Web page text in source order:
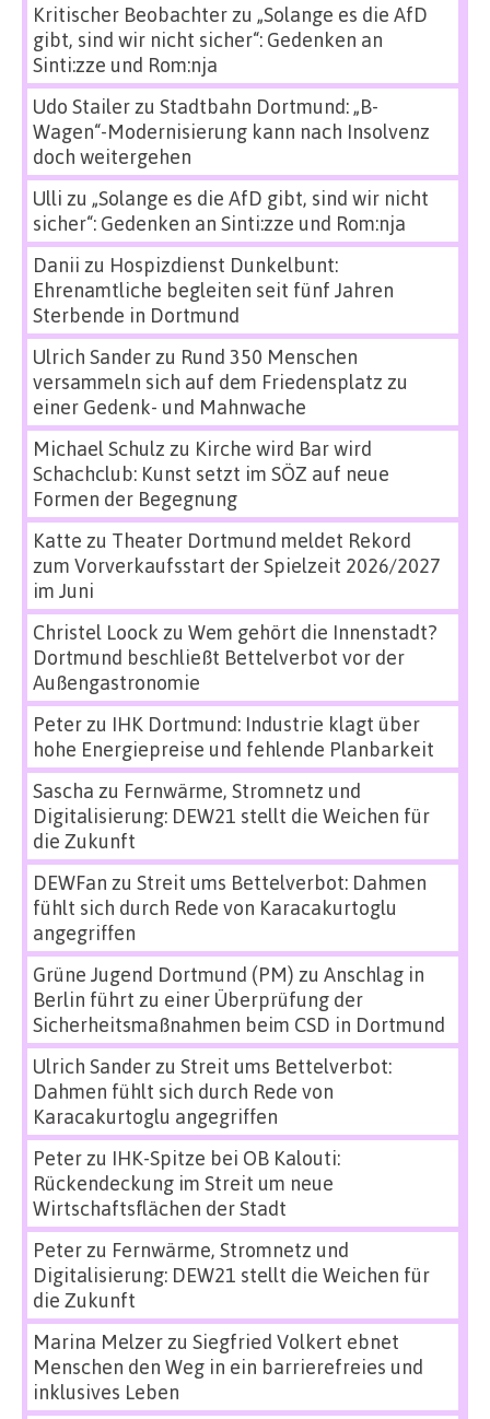
Kritischer Beobachterzu „Solange es die AfD
gibt, sind wir nicht sicher“: Gedenken an
Sinti:zze und Rom:nja
Udo Stailerzu Stadtbahn Dortmund: „B-
Wagen“-Modernisierung kann nach Insolvenz
doch weitergehen
Ulli zu „Solange es die AfD gibt, sind wir nicht
sicher“: Gedenken an Sinti:zze und Rom:nja
Danii zu Hospizdienst Dunkelbunt:
Ehrenamtliche begleiten seit fünf Jahren
Sterbende in Dortmund
Ulrich Sanderzu Rund 350 Menschen
versammeln sich auf dem Friedensplatz zu
einer Gedenk- und Mahnwache
Michael Schulz zu Kirche wird Bar wird
Schachclub: Kunst setzt im SÖZ auf neue
Formen der Begegnung
Katte zu Theater Dortmund meldet Rekord
zum Vorverkaufsstart der Spielzeit 2026/2027
im Juni
Christel Loock zu Wem gehört die Innenstadt?
Dortmund beschließt Bettelverbot vor der
Außengastronomie
Peterzu IHK Dortmund: Industrie klagt über
hohe Energiepreise und fehlende Planbarkeit
Sascha zu Fernwärme, Stromnetz und
Digitalisierung: DEW21 stellt die Weichen für
die Zukunft
DEWFan zu Streit ums Bettelverbot: Dahmen
fühlt sich durch Rede von Karacakurtoglu
angegriffen
Grüne Jugend Dortmund (PM) zu Anschlag in
Berlin führt zu einer Überprüfung der
Sicherheitsmaßnahmen beim CSD in Dortmund
Ulrich Sanderzu Streit ums Bettelverbot:
Dahmen fühlt sich durch Rede von
Karacakurtoglu angegriffen
Peterzu IHK-Spitze bei OB Kalouti:
Rückendeckung im Streit um neue
Wirtschaftsflächen der Stadt
Peterzu Fernwärme, Stromnetz und
Digitalisierung: DEW21 stellt die Weichen für
die Zukunft
Marina Melzerzu Siegfried Volkert ebnet
Menschen den Weg in ein barrierefreies und
inklusives Leben